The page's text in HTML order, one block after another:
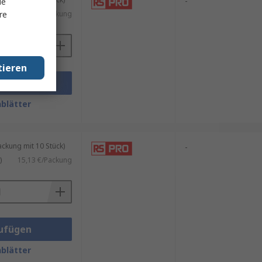
17,02 €/Packung
mit 10 Stück)
15,13 €/Packung
-